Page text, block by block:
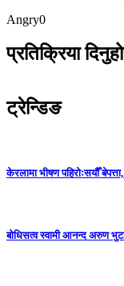
Angry0
प्रतिक्रिया
ट्रेन्डिङ
केरलामा भीषण पहिरोःसयौँ
बोधिसत्व स्वामी आनन्द अरुण